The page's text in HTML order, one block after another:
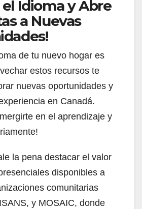
el Idioma y Abre
a Nuevas
de tu nuevo hogar es
estos recursos te
nuevas oportunidades y
en Canadá.
en el aprendizaje y
la pena destacar el valor
disponibles a
comunitarias
y MOSAIC, donde